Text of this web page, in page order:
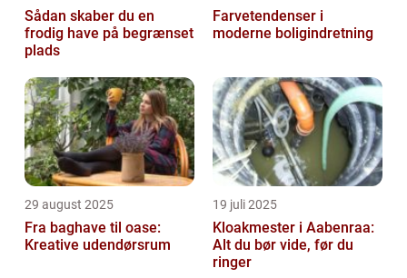
Sådan skaber du en
frodig have på begrænset
plads
Farvetendenser i
moderne boligindretning
29 august 2025
Fra baghave til oase:
Kreative udendørsrum
19 juli 2025
Kloakmester i Aabenraa:
Alt du bør vide, før du
ringer